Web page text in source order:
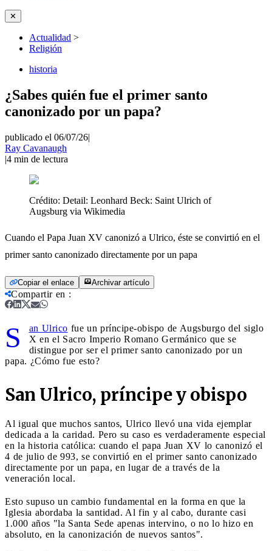
✕
Actualidad >
Religión
historia
¿Sabes quién fue el primer santo
canonizado por un papa?
publicado el 06/07/26|
Ray Cavanaugh
|4 min de lectura
Crédito: Detail: Leonhard Beck: Saint Ulrich of
Augsburg via Wikimedia
Cuando el Papa Juan XV canonizó a Ulrico, éste se convirtió en el
primer santo canonizado directamente por un papa
Copiar el enlace Archivar artículo
Compartir en :
S an Ulrico fue un príncipe-obispo de Augsburgo del siglo
X en el Sacro Imperio Romano Germánico que se
distingue por ser el primer santo canonizado por un
papa. ¿Cómo fue esto?
San Ulrico, príncipe y obispo
Al igual que muchos santos, Ulrico llevó una vida ejemplar
dedicada a la caridad. Pero su caso es verdaderamente especial
en la historia católica: cuando el papa Juan XV lo canonizó el
4 de julio de 993, se convirtió en el primer santo canonizado
directamente por un papa, en lugar de a través de la
veneración local.
Esto supuso un cambio fundamental en la forma en que la
Iglesia abordaba la santidad. Al fin y al cabo, durante casi
1.000 años "la Santa Sede apenas intervino, o no lo hizo en
absoluto, en la canonización de nuevos santos".